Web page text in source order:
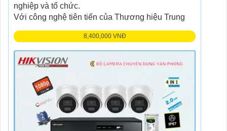
8,400,000 VNĐ
nghiệp và tổ chức.
Với công nghệ tiên tiến của Thương hiệu Trung